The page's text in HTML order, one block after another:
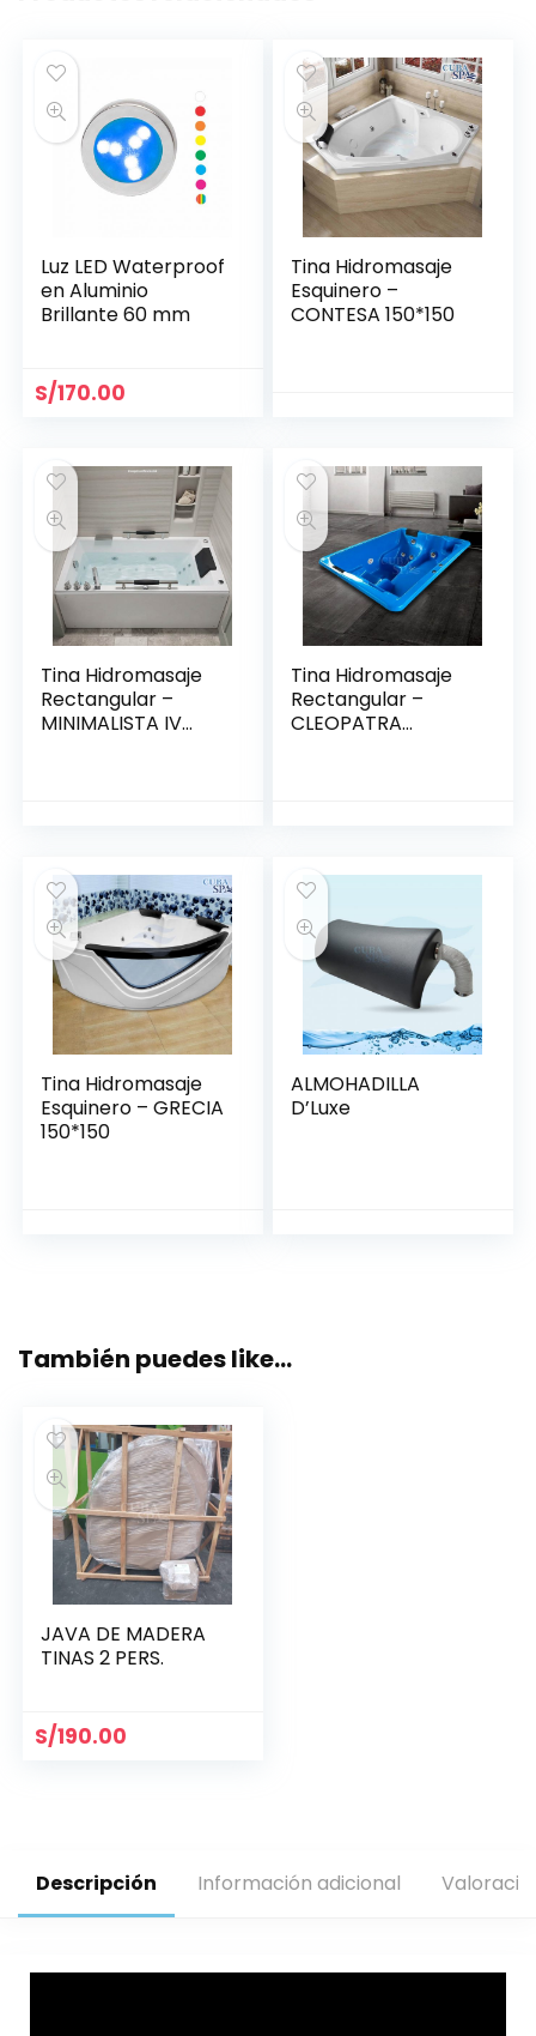
Luz LED Waterproof
en Aluminio
Brillante 60 mm
S/170.00
Tina Hidromasaje
Esquinero –
CONTESA 150*150
Tina Hidromasaje
Rectangular –
MINIMALISTA IV
Tina Hidromasaje
Rectangular –
CLEOPATRA
Tina Hidromasaje
Esquinero – GRECIA
150*150
ALMOHADILLA
D’Luxe
También puedes like…
JAVA DE MADERA
TINAS 2 PERS.
S/190.00
Descripción Información adicional